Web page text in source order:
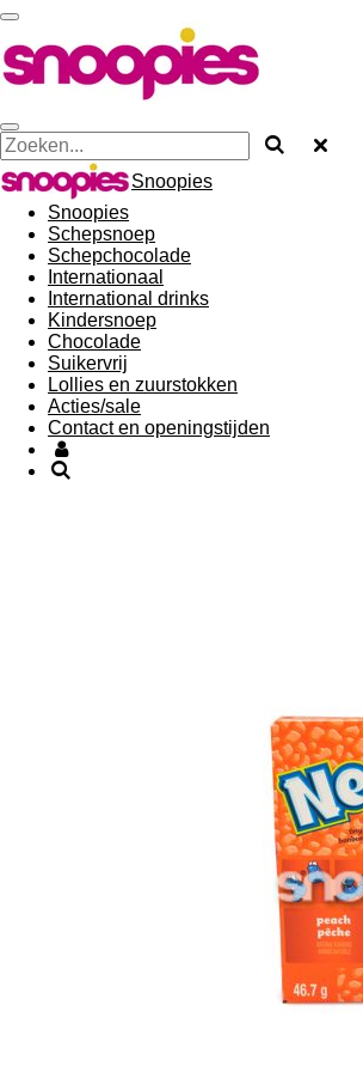
Ga
direct
naar
de
Snoopies
Snoopies
Schepsnoep
Schepchocolade
Internationaal
International drinks
Kindersnoep
Chocolade
Suikervrij
Lollies en zuurstokken
Acties/sale
Contact en openingstijden